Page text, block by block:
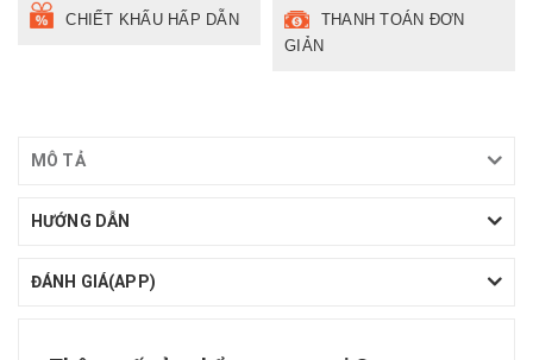
CHIẾT KHẤU HẤP DẪN
THANH TOÁN ĐƠN
GIẢN
MÔ TẢ
HƯỚNG DẪN
ĐÁNH GIÁ(APP)